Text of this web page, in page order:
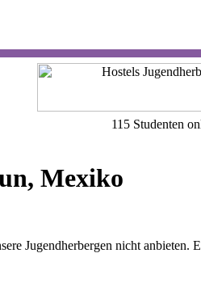
115 Studenten
Mexiko
Jugendherbergen nicht anbieten.